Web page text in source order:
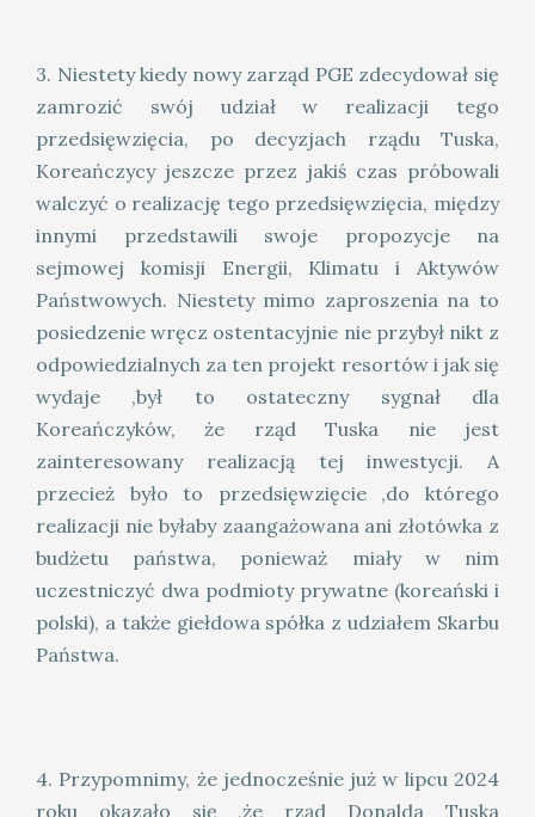
3. Niestety kiedy nowy zarząd PGE zdecydował się
zamrozić swój udział w realizacji tego
przedsięwzięcia, po decyzjach rządu Tuska,
Koreańczycy jeszcze przez jakiś czas próbowali
walczyć o realizację tego przedsięwzięcia, między
innymi przedstawili swoje propozycje na
sejmowej komisji Energii, Klimatu i Aktywów
Państwowych. Niestety mimo zaproszenia na to
posiedzenie wręcz ostentacyjnie nie przybył nikt z
odpowiedzialnych za ten projekt resortów i jak się
wydaje ,był to ostateczny sygnał dla
Koreańczyków, że rząd Tuska nie jest
zainteresowany realizacją tej inwestycji. A
przecież było to przedsięwzięcie ,do którego
realizacji nie byłaby zaangażowana ani złotówka z
budżetu państwa, ponieważ miały w nim
uczestniczyć dwa podmioty prywatne (koreański i
polski), a także giełdowa spółka z udziałem Skarbu
Państwa.
4. Przypomnimy, że jednocześnie już w lipcu 2024
roku okazało się ,że rząd Donalda Tuska